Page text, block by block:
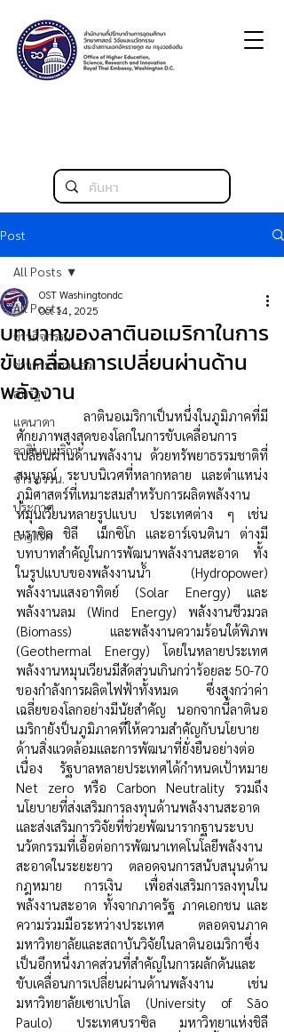
Post
All Posts
ข่าวกิจกรรม
ข่าวกระทรวง อว.
สหรัฐฯ
แคนาดา
ลาตินอเมริกา
ข่าว อววน.
ประกาศ
English
All Posts
บทบาทของลาตินอเมริกาในการ
ขับเคลื่อนการเปลี่ยนผ่านด้าน
พลังงาน
OST Washingtondc
Oct 14, 2025
	ลาตินอเมริกาเป็นหนึ่งในภูมิภาคที่มี
ศักยภาพสูงสุดของโลกในการขับเคลื่อนการ
เปลี่ยนผ่านด้านพลังงาน ด้วยทรัพยาธรรมชาติที่
สมบูรณ์ ระบบนิเวศที่หลากหลาย และตำแหน่ง
ภูมิศาสตร์ที่เหมาะสมสำหรับการผลิตพลังงาน
หมุนเวียนหลายรูปแบบ ประเทศต่าง ๆ เช่น
บราซิล ชิลี  เม็กซิโก และอาร์เจนตินา ต่างมี
บทบาทสำคัญในการพัฒนาพลังงานสะอาด ทั้ง
ในรูปแบบของพลังงานน้ำ (Hydropower)
พลังงานแสงอาทิตย์ (Solar Energy) และ
พลังงานลม (Wind Energy) พลังงานชีวมวล
(Biomass) และพลังงานความร้อนใต้พิภพ
(Geothermal Energy) โดยในหลายประเทศ
พลังงานหมุนเวียนมีสัดส่วนเกินกว่าร้อยละ 50-70
ของกำลังการผลิตไฟฟ้าทั้งหมด ซึ่งสูงกว่าค่า
เฉลี่ยของโลกอย่างมีนัยสำคัญ นอกจากนี้ลาตินอ
เมริกายังป็นภูมิภาคที่ให้ความสำคัญกับนโยบาย
ด้านสิ่งแวดล้อมและการพัฒนาที่ยั่งยืนอย่างต่อ
เนื่อง รัฐบาลหลายประเทศได้กำหนดเป้าหมาย
Net zero หรือ Carbon Neutrality รวมถึง
นโยบายที่ส่งเสริมการลงทุนด้านพลังงานสะอาด
และส่งเสริมการวิจัยที่ช่วยพัฒนารากฐานระบบ
นวัตกรรมที่เอื้อต่อการพัฒนาเทคโนโลยีพลังงาน
สะอาดในระยะยาว ตลอดจนการสนับสนุนด้าน
กฎหมาย การเงิน เพื่อส่งเสริมการลงทุนใน
พลังงานสะอาด ทั้งจากภาครัฐ ภาคเอกชน และ
ความร่วมมือระหว่างประเทศ ตลอดจนภาค
มหาวิทยาลัยและสถาบันวิจัยในลาตินอเมริกาซึ่ง
เป็นอีกหนึ่งภาคส่วนที่สำคัญในการผลักดันและ
ขับเคลื่อนการเปลี่ยนผ่านด้านพลังงาน เช่น
มหาวิทยาลัยเซาเปาโล (University of São
Paulo) ประเทศบราซิล มหาวิทยาแห่งชิลี